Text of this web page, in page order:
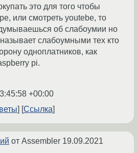
это для того чтобы
или смотреть youtebe, то
об слабоумии но
называет слабоумными тех кто
одноплатников, как
pi.
+00:00
Ссылка
от Assembler 19.09.2021